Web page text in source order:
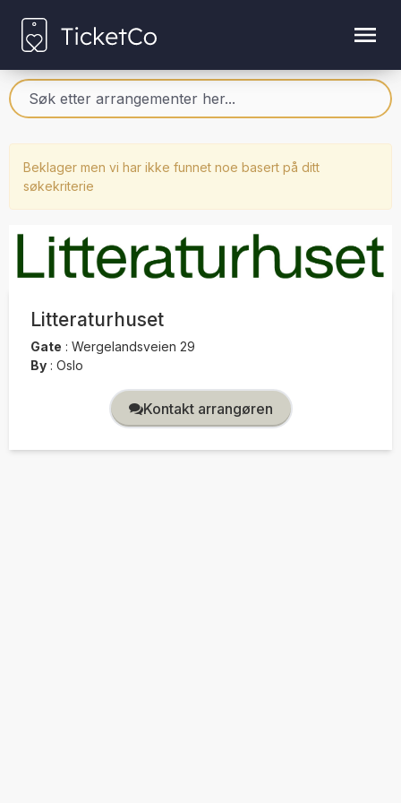
Beklager men vi har ikke funnet noe basert på ditt
søkekriterie
Litteraturhuset
Gate : Wergelandsveien 29
By : Oslo
Kontakt arrangøren